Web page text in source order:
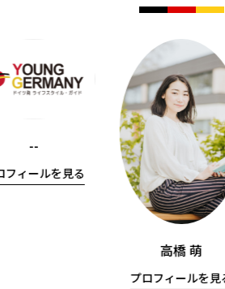
--
フィールを見る
高橋 萌
プロフィールを見